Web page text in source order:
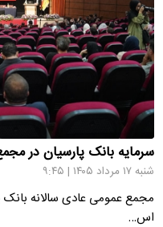
سرمایه بانک پارسیان در
شنبه ۱۷ مرداد ۱۴۰۵ | ۹:۴۵
اس…